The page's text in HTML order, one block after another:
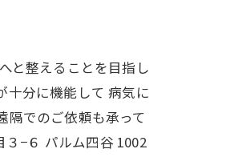
と整えることを目指し
十分に機能して 病気に
隔でのご依頼も承って
−６ パルム四谷 1002